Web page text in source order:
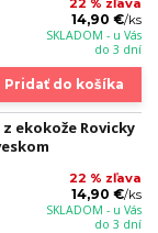
14,90 €/ks
SKLADOM - u Vás
do 3 dní
Pridať do košíka
ekokože Rovicky
22 % zľava
14,90 €/ks
SKLADOM - u Vás
do 3 dní